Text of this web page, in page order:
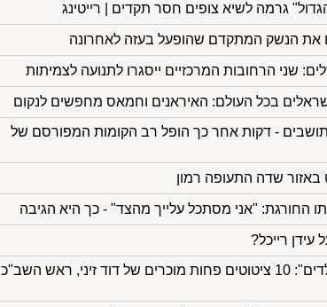
גרמה לשיא צופים חסר תקדים | רייטינג
את הנשק המתקדם שהופעל בעזה לאחרונה
שני הרחובות המרכזיים ייסגרו לתנועה לצמיתות
בכל העולם: האיראנים וחמאס מחפשים לנקום
- דקות אחר כך הופל רב הקומות המפורסם של
שדה התעופה רמון
החורגת: "אני מסתכל עלייך מהצד" - כך היא הגיבה
רייכל?
"תוודא שאתה לא מזהה ילדים": 10 ציטוטים פחות מוכרים של דוד זיני, ראש השב"כ